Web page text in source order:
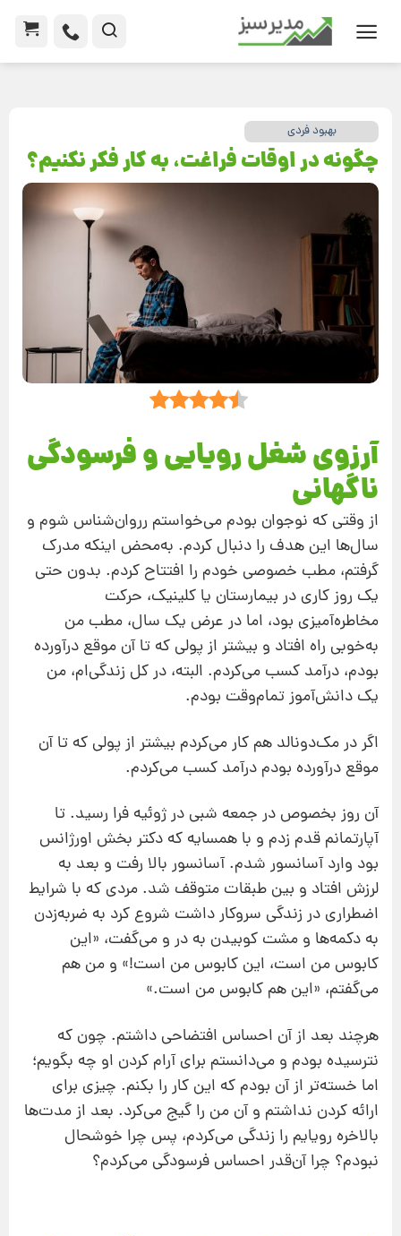
بهبود فردی
چگونه در اوقات فراغت، به کار فکر نکنیم؟
آرزوی شغل رویایی و فرسودگی
ناگهانی
از وقتی که نوجوان بودم می‌خواستم رروان‌شناس شوم و
سال‌ها این هدف را دنبال کردم. به‌محض اینکه مدرک
گرفتم، مطب خصوصی خودم را افتتاح کردم. بدون حتی
یک روز کاری در بیمارستان یا کلینیک، حرکت
مخاطره‌آمیزی بود، اما در عرض یک سال، مطب من
به‌خوبی راه افتاد و بیشتر از پولی که تا آن موقع درآورده
بودم، درآمد کسب می‌کردم. البته، در کل زندگی‌ام، من
یک دانش‌آموز تمام‌وقت بودم.
اگر در مک‌دونالد هم کار می‌کردم بیشتر از پولی که تا آن
موقع درآورده بودم درآمد کسب می‌کردم.
آن روز بخصوص در جمعه شبی در ژوئیه فرا رسید. تا
آپارتمانم قدم زدم و با همسایه که دکتر بخش اورژانس
بود وارد آسانسور شدم. آسانسور بالا رفت و بعد به
لرزش افتاد و بین طبقات متوقف شد. مردی که با شرایط
اضطراری در زندگی سروکار داشت شروع کرد به ضربه‌زدن
به دکمه‌ها و مشت کوبیدن به در و می‌گفت، «این
کابوس من است، این کابوس من است!» و من هم
می‌گفتم، «این هم کابوس من است.»
هرچند بعد از آن احساس افتضاحی داشتم. چون که
نترسیده بودم و می‌دانستم برای آرام کردن او چه بگویم؛
اما خسته‌تر از آن بودم که این کار را بکنم. چیزی برای
ارائه کردن نداشتم و آن من را گیج می‌کرد. بعد از مدت‌ها
بالاخره رویایم را زندگی می‌کردم، پس چرا خوشحال
نبودم؟ چرا آن‌قدر احساس فرسودگی می‌کردم؟